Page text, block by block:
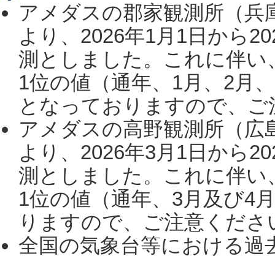
アメダスの郡家観測所（
より、2026年1月1日から
測としました。これに伴い
1位の値（通年、1月、2月
となっておりますので、
アメダスの高野観測所（
より、2026年3月1日から
測としました。これに伴い
1位の値（通年、3月及び4
りますので、ご注意くだ
全国の気象台等における過